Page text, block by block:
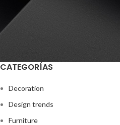
CATEGORÍAS
Decoration
Design trends
Furniture